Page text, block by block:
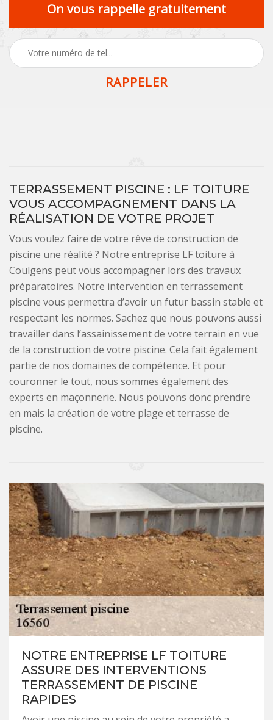
On vous rappelle gratuitement
TERRASSEMENT PISCINE : LF TOITURE
VOUS ACCOMPAGNEMENT DANS LA
RÉALISATION DE VOTRE PROJET
Vous voulez faire de votre rêve de construction de
piscine une réalité ? Notre entreprise LF toiture à
Coulgens peut vous accompagner lors des travaux
préparatoires. Notre intervention en terrassement
piscine vous permettra d’avoir un futur bassin stable et
respectant les normes. Sachez que nous pouvons aussi
travailler dans l’assainissement de votre terrain en vue
de la construction de votre piscine. Cela fait également
partie de nos domaines de compétence. Et pour
couronner le tout, nous sommes également des
experts en maçonnerie. Nous pouvons donc prendre
en mais la création de votre plage et terrasse de
piscine.
NOTRE ENTREPRISE LF TOITURE
ASSURE DES INTERVENTIONS
TERRASSEMENT DE PISCINE
RAPIDES